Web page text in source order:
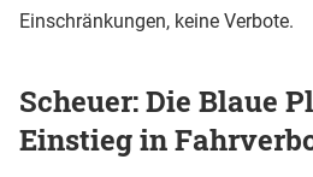
Einschränkungen, keine Verbote.
Scheuer: Die Blaue
Einstieg in